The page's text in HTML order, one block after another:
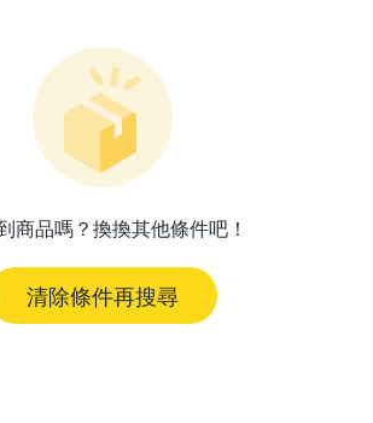
商品嗎？換換其他條件吧！
清除條件再搜尋